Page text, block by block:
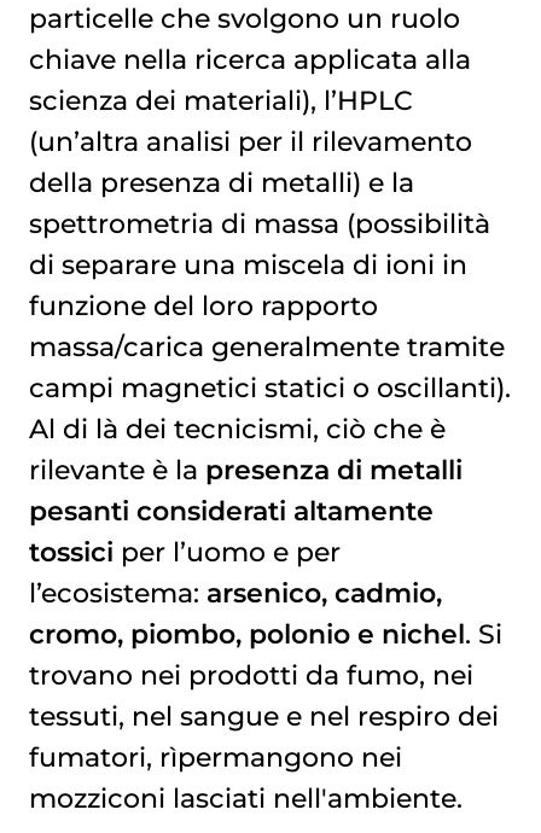
particelle che svolgono un ruolo
chiave nella ricerca applicata alla
scienza dei materiali), l’HPLC
(un’altra analisi per il rilevamento
della presenza di metalli) e la
spettrometria di massa (possibilità
di separare una miscela di ioni in
funzione del loro rapporto
massa/carica generalmente tramite
campi magnetici statici o oscillanti).
Al di là dei tecnicismi, ciò che è
rilevante è la presenza di metalli
pesanti considerati altamente
tossici per l’uomo e per
l’ecosistema: arsenico, cadmio,
cromo, piombo, polonio e nichel. Si
trovano nei prodotti da fumo, nei
tessuti, nel sangue e nel respiro dei
fumatori, rìpermangono nei
mozziconi lasciati nell'ambiente.